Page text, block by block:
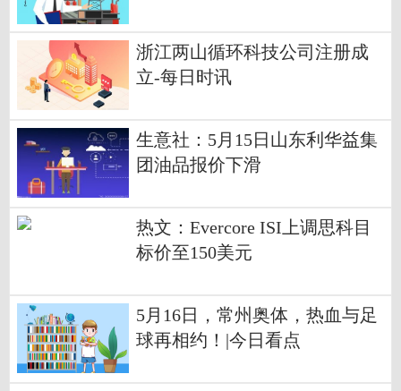
浙江两山循环科技公司注册成
立-每日时讯
生意社：5月15日山东利华益集
团油品报价下滑
热文：Evercore ISI上调思科目
标价至150美元
5月16日，常州奥体，热血与足
球再相约！|今日看点